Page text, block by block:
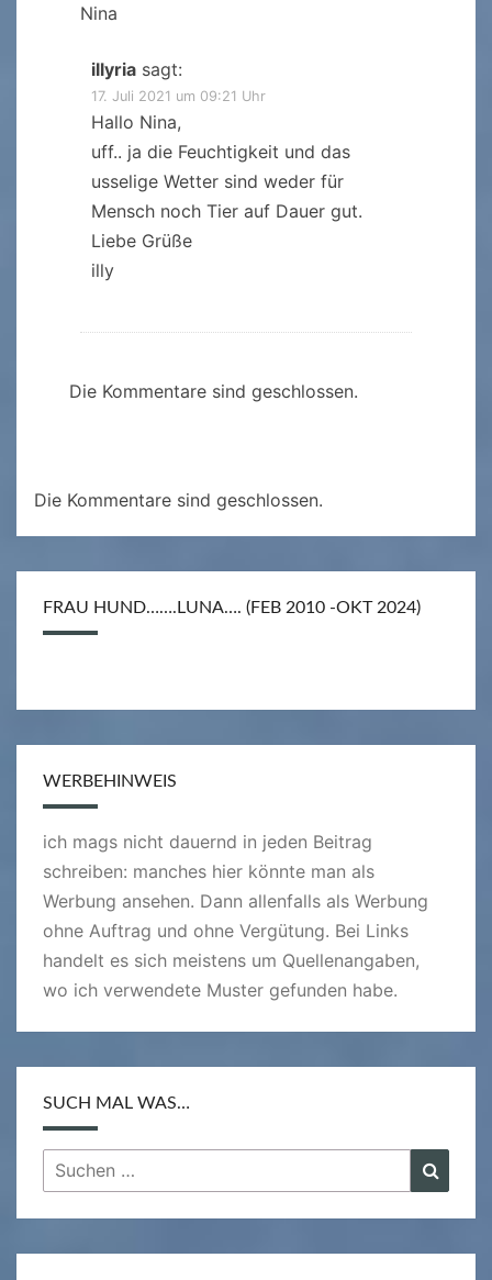
Nina
illyria sagt:
17. Juli 2021 um 09:21 Uhr
Hallo Nina,
uff.. ja die Feuchtigkeit und das
usselige Wetter sind weder für
Mensch noch Tier auf Dauer gut.
Liebe Grüße
illy
Die Kommentare sind geschlossen.
Die Kommentare sind geschlossen.
FRAU HUND…….LUNA…. (FEB 2010 -OKT 2024)
WERBEHINWEIS
ich mags nicht dauernd in jeden Beitrag
schreiben: manches hier könnte man als
Werbung ansehen. Dann allenfalls als Werbung
ohne Auftrag und ohne Vergütung. Bei Links
handelt es sich meistens um Quellenangaben,
wo ich verwendete Muster gefunden habe.
SUCH MAL WAS…
Suchen
nach: